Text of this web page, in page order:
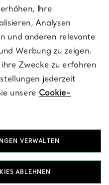
Ihre
Analysen
und anderen relevante
Werbung zu zeigen.
Zwecke zu erfahren
jederzeit
unsere Cookie-
VERWALTEN
ABLEHNEN